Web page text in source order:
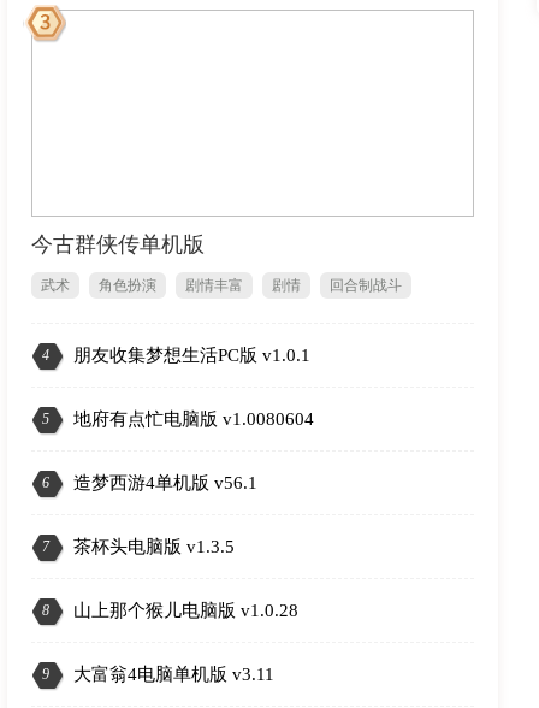
1
今古群侠传单机版
武术 角色扮演 剧情丰富 剧情
回合制战斗
4 朋友收集梦想生活PC版 v1.0.1
5 地府有点忙电脑版 v1.0080604
6 造梦西游4单机版 v56.1
7 茶杯头电脑版 v1.3.5
8 山上那个猴儿电脑版 v1.0.28
9 大富翁4电脑单机版 v3.11